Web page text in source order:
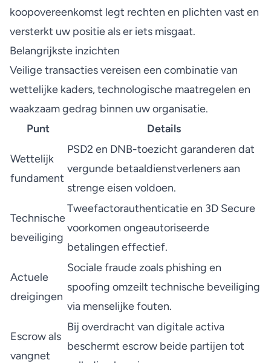
koopovereenkomst legt rechten en plichten vast en
versterkt uw positie als er iets misgaat.
Belangrijkste inzichten
Veilige transacties vereisen een combinatie van
wettelijke kaders, technologische maatregelen en
waakzaam gedrag binnen uw organisatie.
Punt
Details
Wettelijk
fundament
PSD2 en DNB-toezicht garanderen dat
vergunde betaaldienstverleners aan
strenge eisen voldoen.
Technische
beveiliging
Tweefactorauthenticatie en 3D Secure
voorkomen ongeautoriseerde
betalingen effectief.
Actuele
dreigingen
Sociale fraude zoals phishing en
spoofing omzeilt technische beveiliging
via menselijke fouten.
Escrow als
vangnet
Bij overdracht van digitale activa
beschermt escrow beide partijen tot